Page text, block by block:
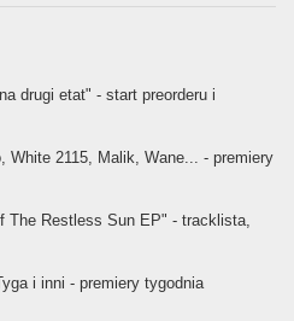
drugi etat" - start preorderu i
White 2115, Malik, Wane... - premiery
The Restless Sun EP" - tracklista,
i inni - premiery tygodnia